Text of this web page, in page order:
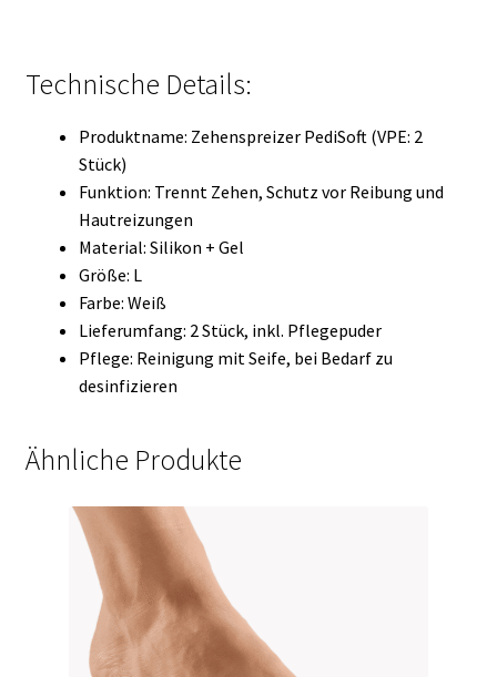
Technische Details:
Produktname: Zehenspreizer PediSoft (VPE: 2
Stück)
Funktion: Trennt Zehen, Schutz vor Reibung und
Hautreizungen
Material: Silikon + Gel
Größe: L
Farbe: Weiß
Lieferumfang: 2 Stück, inkl. Pflegepuder
Pflege: Reinigung mit Seife, bei Bedarf zu
desinfizieren
Ähnliche Produkte